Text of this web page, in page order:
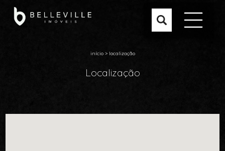
início> localização
Localização